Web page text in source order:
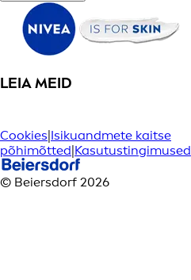
LEIA MEID
Cookies|Isikuandmete kaitse
põhimõtted|Kasutustingimused
© Beiersdorf 2026